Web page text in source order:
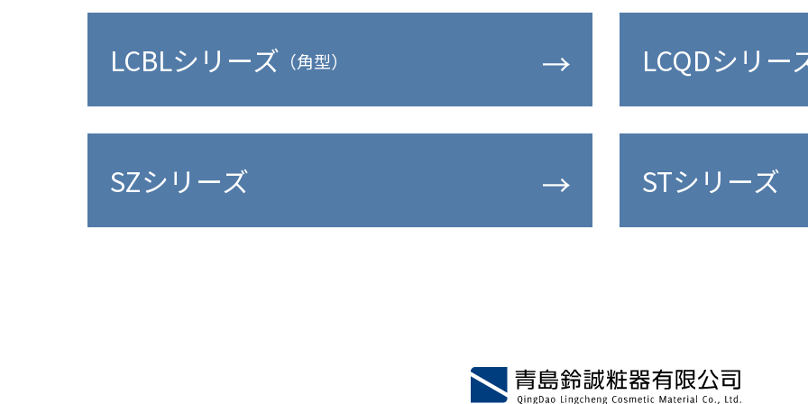
LCBLシリーズ （角型） LCQDシリー
SZシリーズ STシリーズ